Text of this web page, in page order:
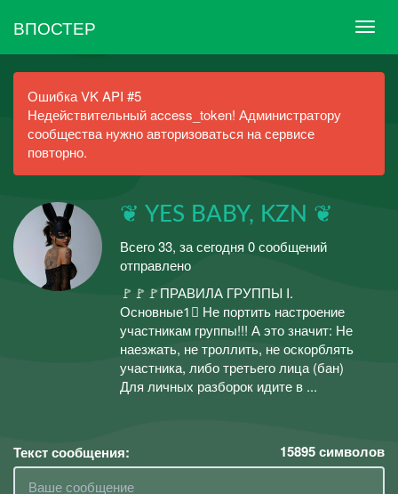
ВПОСТЕР
Ошибка VK API #5
Недействительный access_token! Администратору
сообщества нужно авторизоваться на сервисе
повторно.
❦ YES BABY, KZN ❦
Всего 33, за сегодня 0 сообщений
отправлено
🚩🚩🚩ПРАВИЛА ГРУППЫ I.
Основные1⃣ Не портить настроение
участникам группы!!! А это значит: Не
наезжать, не троллить, не оскорблять
участника, либо третьего лица (бан)
Для личных разборок идите в ...
Текст сообщения: 15895символов